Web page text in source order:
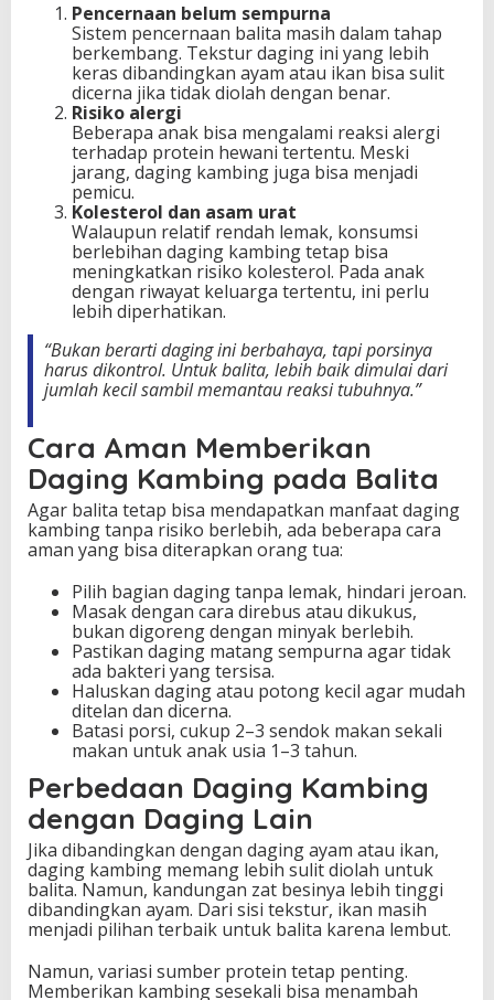
Pencernaan belum sempurna
Sistem pencernaan balita masih dalam tahap
berkembang. Tekstur daging ini yang lebih
keras dibandingkan ayam atau ikan bisa sulit
dicerna jika tidak diolah dengan benar.
Risiko alergi
Beberapa anak bisa mengalami reaksi alergi
terhadap protein hewani tertentu. Meski
jarang, daging kambing juga bisa menjadi
pemicu.
Kolesterol dan asam urat
Walaupun relatif rendah lemak, konsumsi
berlebihan daging kambing tetap bisa
meningkatkan risiko kolesterol. Pada anak
dengan riwayat keluarga tertentu, ini perlu
lebih diperhatikan.
“Bukan berarti daging ini berbahaya, tapi porsinya
harus dikontrol. Untuk balita, lebih baik dimulai dari
jumlah kecil sambil memantau reaksi tubuhnya.”
Cara Aman Memberikan
Daging Kambing pada Balita
Agar balita tetap bisa mendapatkan manfaat daging
kambing tanpa risiko berlebih, ada beberapa cara
aman yang bisa diterapkan orang tua:
Pilih bagian daging tanpa lemak, hindari jeroan.
Masak dengan cara direbus atau dikukus,
bukan digoreng dengan minyak berlebih.
Pastikan daging matang sempurna agar tidak
ada bakteri yang tersisa.
Haluskan daging atau potong kecil agar mudah
ditelan dan dicerna.
Batasi porsi, cukup 2–3 sendok makan sekali
makan untuk anak usia 1–3 tahun.
Perbedaan Daging Kambing
dengan Daging Lain
Jika dibandingkan dengan daging ayam atau ikan,
daging kambing memang lebih sulit diolah untuk
balita. Namun, kandungan zat besinya lebih tinggi
dibandingkan ayam. Dari sisi tekstur, ikan masih
menjadi pilihan terbaik untuk balita karena lembut.
Namun, variasi sumber protein tetap penting.
Memberikan kambing sesekali bisa menambah